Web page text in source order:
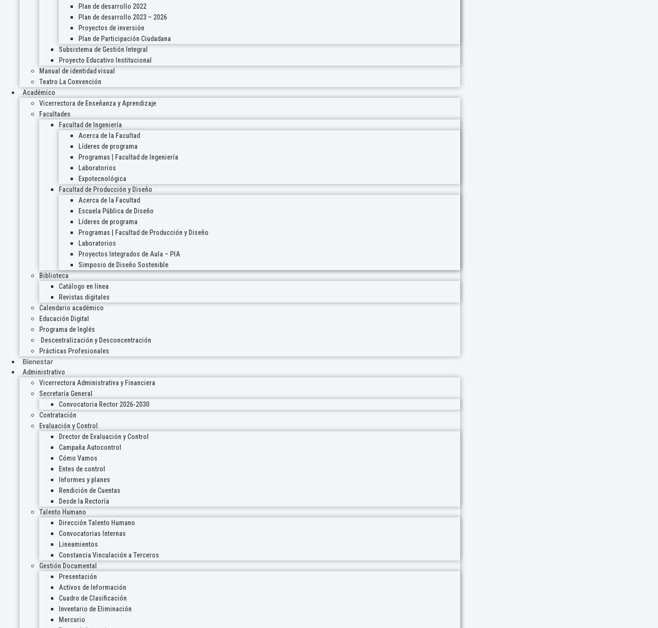
Plan de desarrollo 2022
Plan de desarrollo 2023 – 2026
Proyectos de inversión
Plan de Participación Ciudadana
Subsistema de Gestión Integral
Proyecto Educativo Institucional
Manual de identidad visual
Teatro La Convención
Académico
Vicerrectora de Enseñanza y Aprendizaje
Facultades
Facultad de Ingeniería
Acerca de la Facultad
Líderes de programa
Programas | Facultad de Ingeniería
Laboratorios
Expotecnológica
Facultad de Producción y Diseño
Acerca de la Facultad
Escuela Pública de Diseño
Líderes de programa
Programas | Facultad de Producción y Diseño
Laboratorios
Proyectos Integrados de Aula – PIA
Simposio de Diseño Sostenible
Biblioteca
Catálogo en línea
Revistas digitales
Calendario académico
Educación Digital
Programa de Inglés
Descentralización y Desconcentración
Prácticas Profesionales
Bienestar
Administrativo
Vicerrectora Administrativa y Financiera
Secretaría General
Convocatoria Rector 2026-2030
Contratación
Evaluación y Control
Drector de Evaluación y Control
Campaña Autocontrol
Cómo Vamos
Entes de control
Informes y planes
Rendición de Cuentas
Desde la Rectoría
Talento Humano
Dirección Talento Humano
Convocatorias Internas
Lineamientos
Constancia Vinculación a Terceros
Gestión Documental
Presentación
Activos de Información
Cuadro de Clasificación
Inventario de Eliminación
Mercurio